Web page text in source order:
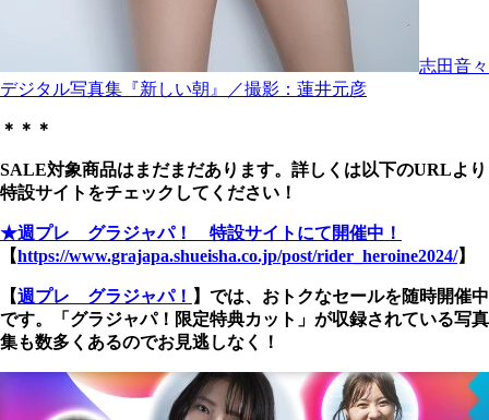
志田音々
デジタル写真集『新しい朝』／撮影：蓮井元彦
＊＊＊
SALE対象商品はまだまだあります。詳しくは以下のURLより
特設サイトをチェックしてください！
★週プレ グラジャパ！ 特設サイトにて開催中！
【https://www.grajapa.shueisha.co.jp/post/rider_heroine2024/】
【週プレ グラジャパ！ 】では、おトクなセールを随時開催中
です。「グラジャパ！限定特典カット」が収録されている写真
集も数多くあるのでお見逃しなく！